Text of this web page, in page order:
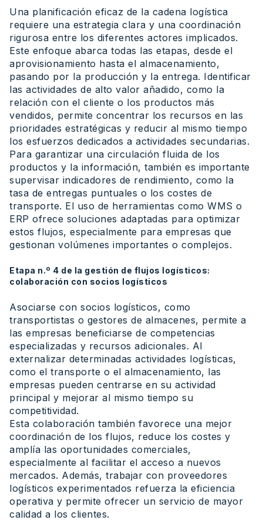
Una planificación eficaz de la cadena logística
requiere una estrategia clara y una coordinación
rigurosa entre los diferentes actores implicados.
Este enfoque abarca todas las etapas, desde el
aprovisionamiento hasta el almacenamiento,
pasando por la producción y la entrega. Identificar
las actividades de alto valor añadido, como la
relación con el cliente o los productos más
vendidos, permite concentrar los recursos en las
prioridades estratégicas y reducir al mismo tiempo
los esfuerzos dedicados a actividades secundarias.
Para garantizar una circulación fluida de los
productos y la información, también es importante
supervisar indicadores de rendimiento, como la
tasa de entregas puntuales o los costes de
transporte. El uso de herramientas como WMS o
ERP ofrece soluciones adaptadas para optimizar
estos flujos, especialmente para empresas que
gestionan volúmenes importantes o complejos.
Etapa n.º 4 de la gestión de flujos logísticos:
colaboración con socios logísticos
Asociarse con socios logísticos, como
transportistas o gestores de almacenes, permite a
las empresas beneficiarse de competencias
especializadas y recursos adicionales. Al
externalizar determinadas actividades logísticas,
como el transporte o el almacenamiento, las
empresas pueden centrarse en su actividad
principal y mejorar al mismo tiempo su
competitividad.
Esta colaboración también favorece una mejor
coordinación de los flujos, reduce los costes y
amplía las oportunidades comerciales,
especialmente al facilitar el acceso a nuevos
mercados. Además, trabajar con proveedores
logísticos experimentados refuerza la eficiencia
operativa y permite ofrecer un servicio de mayor
calidad a los clientes.